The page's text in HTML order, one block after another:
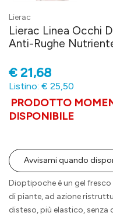
Lierac
Lierac Linea Occhi
Anti-Rughe
€21,68
Listino: € 25,50
PRODOTTO
DISPONIBILE
Avvisami quando
Dioptipoche è un gel
di piante, ad azione
disteso, più elastico, senza